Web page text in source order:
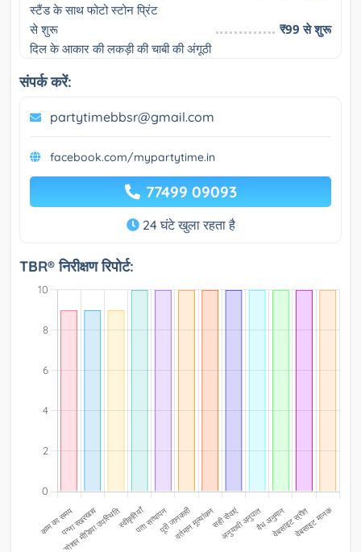
स्टैंड के साथ फोटो स्टोन प्रिंट
से शुरू
दिल के आकार की लकड़ी की चाबी की अंगूठी
₹99 से शुरू
संपर्क करें:
partytimebbsr@gmail.com
facebook.com/mypartytime.in
77499 09093
24 घंटे खुला रहता है
TBR® निरीक्षण रिपोर्ट: